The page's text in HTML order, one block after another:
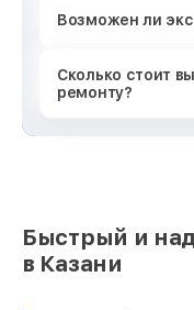
Возможен ли
Сколько стоит
ремонту?
Быстрый и
в Казани